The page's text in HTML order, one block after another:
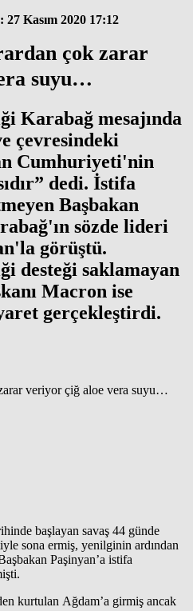
27 Kasım 2020 17:12
çok zarar
suyu…
Karabağ mesajında
çevresindeki
Cumhuriyeti'nin
dedi. İstifa
Başbakan
sözde lideri
görüştü.
desteği saklamayan
Macron ise
gerçekleştirdi.
başlayan savaş 44 günde
sona ermiş, yenilginin ardından
Paşinyan’a istifa
kurtulan Ağdam’a girmiş ancak